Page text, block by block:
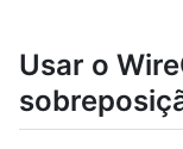
Usar o